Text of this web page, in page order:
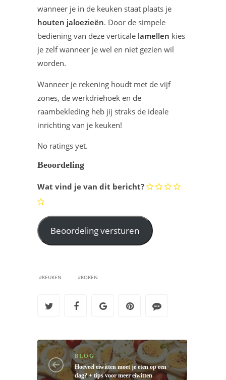
wanneer je in de keuken staat plaats je
houten jaloezieën. Door de simpele
bediening van deze verticale lamellen kies
je zelf wanneer je wel en niet gezien wil
worden.
Wanneer je rekening houdt met de vijf
zones, de werkdriehoek en de
raambekleding heb jij straks de ideale
inrichting van je keuken!
No ratings yet.
Beoordeling
Wat vind je van dit bericht?
#KEUKEN #KOKEN
BLOG
Hoeveel eiwitten moet je eten op een
dag? + tips voor meer eiwitten